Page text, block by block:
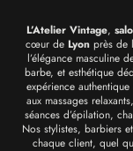
L’Atelier Vintage,
cœur de Lyon près de
l’élégance masculine
barbe, et esthétique
expérience
aux massages
séances d’épilation,
Nos stylistes, barbiers
chaque client, quel